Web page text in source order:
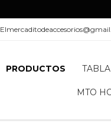
PRODUCTOS
MTO